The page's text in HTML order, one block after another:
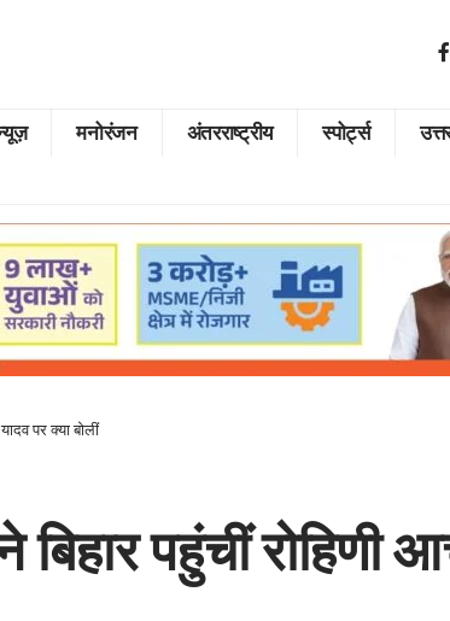
मनोरंजन अंतरराष्ट्रीय स्पोर्ट्स
पर क्या बोलीं
पहुंचीं रोहिणी